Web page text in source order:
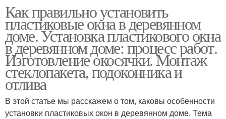
Как правильно установить
пластиковые окна в деревянном
доме. Установка пластикового окна
в деревянном доме: процесс работ.
Изготовление окосячки. Монтаж
стеклопакета, подоконника и
отлива
В этой статье мы расскажем о том, каковы особенности
установки пластиковых окон в деревянном доме. Тема